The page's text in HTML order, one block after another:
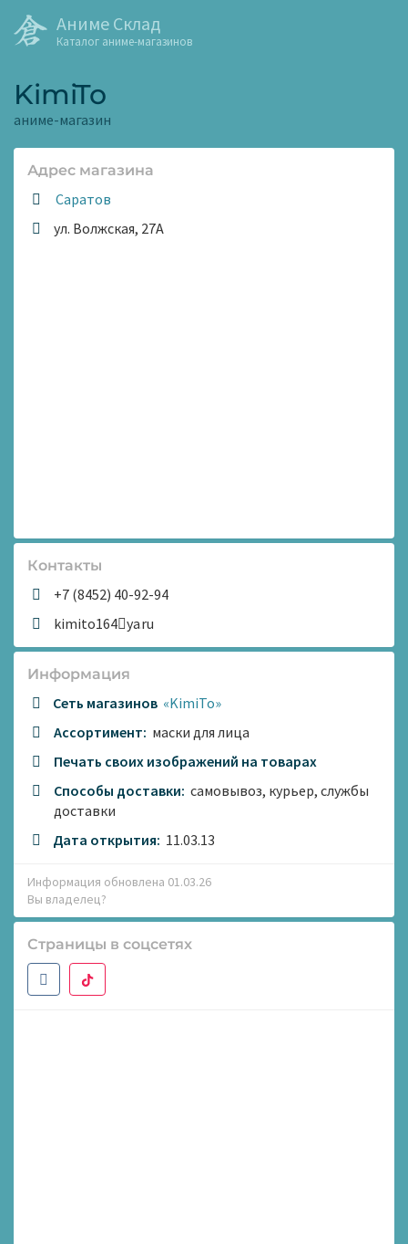
Аниме Склад
Каталог аниме-магазинов
KimiTo
аниме-магазин
Адрес магазина
Саратов
ул. Волжская, 27А
Контакты
+7 (8452) 40-92-94
kimito164 yaru
Информация
Сеть магазинов «KimiTo»
Ассортимент: маски для лица
Печать своих изображений на товарах
Способы доставки: самовывоз, курьер, службы
доставки
Дата открытия: 11.03.13
Информация обновлена 01.03.26
Вы владелец?
Страницы в соцсетях